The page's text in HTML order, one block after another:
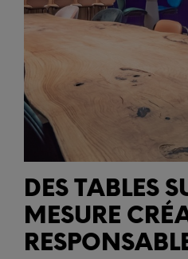
DES TABLES
MESURE